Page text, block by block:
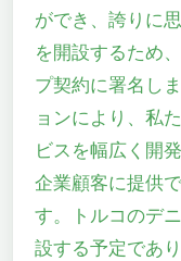
ができ、誇りに
を開設するため
プ契約に署名し
ョンにより、私
ビスを幅広く開
企業顧客に提供
す。トルコのデ
設する予定であ